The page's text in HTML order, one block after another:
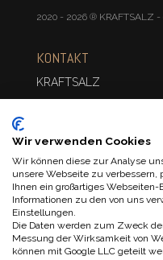
2020 - 2026 ® KRAFTSALZ
KONTAKT
KRAFTSALZ
CH-8856 Tuggen
Mo. – Fr. 10 – 12
T: +41 043 539 74 43
E: order@kraftsalz.com
Wir verwenden Cookies
Wir können diese zur Analyse
unsere Webseite zu verbessern,
Ihnen ein großartiges
Informationen zu den von uns
Einstellungen.
Die Daten werden zum Zweck
Messung der Wirksamkeit von
können mit Google LLC geteilt